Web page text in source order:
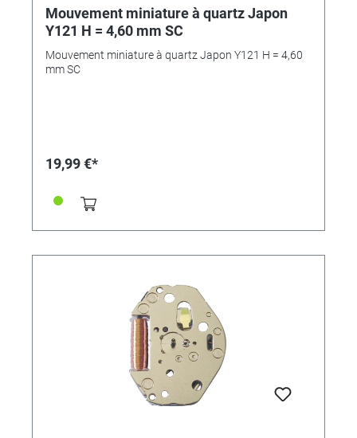
Mouvement miniature à quartz Japon
Y121 H = 4,60 mm SC
Mouvement miniature à quartz Japon Y121 H = 4,60
mm SC
19,99 €*